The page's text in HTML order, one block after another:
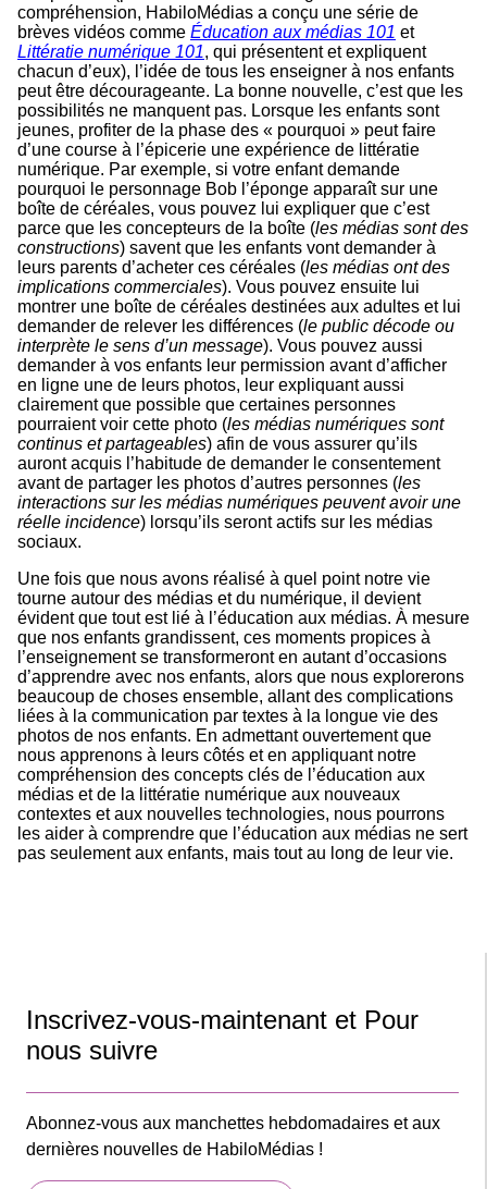
compréhension, HabiloMédias a conçu une série de
brèves vidéos comme Éducation aux médias 101 et
Littératie numérique 101, qui présentent et expliquent
chacun d’eux), l’idée de tous les enseigner à nos enfants
peut être décourageante. La bonne nouvelle, c’est que les
possibilités ne manquent pas. Lorsque les enfants sont
jeunes, profiter de la phase des « pourquoi » peut faire
d’une course à l’épicerie une expérience de littératie
numérique. Par exemple, si votre enfant demande
pourquoi le personnage Bob l’éponge apparaît sur une
boîte de céréales, vous pouvez lui expliquer que c’est
parce que les concepteurs de la boîte (les médias sont des
constructions) savent que les enfants vont demander à
leurs parents d’acheter ces céréales (les médias ont des
implications commerciales). Vous pouvez ensuite lui
montrer une boîte de céréales destinées aux adultes et lui
demander de relever les différences (le public décode ou
interprète le sens d’un message). Vous pouvez aussi
demander à vos enfants leur permission avant d’afficher
en ligne une de leurs photos, leur expliquant aussi
clairement que possible que certaines personnes
pourraient voir cette photo (les médias numériques sont
continus et partageables) afin de vous assurer qu’ils
auront acquis l’habitude de demander le consentement
avant de partager les photos d’autres personnes (les
interactions sur les médias numériques peuvent avoir une
réelle incidence) lorsqu’ils seront actifs sur les médias
sociaux.
Une fois que nous avons réalisé à quel point notre vie
tourne autour des médias et du numérique, il devient
évident que tout est lié à l’éducation aux médias. À mesure
que nos enfants grandissent, ces moments propices à
l’enseignement se transformeront en autant d’occasions
d’apprendre avec nos enfants, alors que nous explorerons
beaucoup de choses ensemble, allant des complications
liées à la communication par textes à la longue vie des
photos de nos enfants. En admettant ouvertement que
nous apprenons à leurs côtés et en appliquant notre
compréhension des concepts clés de l’éducation aux
médias et de la littératie numérique aux nouveaux
contextes et aux nouvelles technologies, nous pourrons
les aider à comprendre que l’éducation aux médias ne sert
pas seulement aux enfants, mais tout au long de leur vie.
Inscrivez-vous-maintenant et Pour
nous suivre
Abonnez-vous aux manchettes hebdomadaires et aux
dernières nouvelles de HabiloMédias !